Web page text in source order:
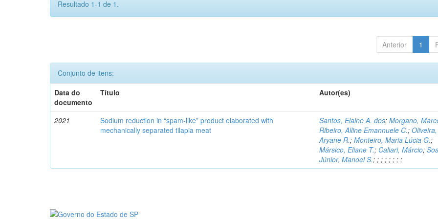
Resultado 1-1 de 1.
Anterior 1
Conjunto de itens:
Data do
documento
Título Autor(es)
2021
Sodium reduction in “spam-like” product elaborated with
mechanically separated tilapia meat
Santos, Elaine A. dos;Morgano,
Ribeiro, Alline Emannuele C.;Oliveira,
Aryane R.;Monteiro, Maria Lúcia G.;
Mársico, Eliane T.; Caliari, Márcio;
Júnior, Manoel S.;;;;;;;;